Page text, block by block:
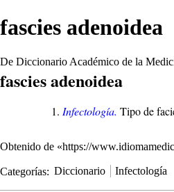
fascies adenoidea
De Diccionario Académico de la
fascies adenoidea
Infectología. Tipo de
Obtenido de «https://
Categorías: Diccionario Infectología